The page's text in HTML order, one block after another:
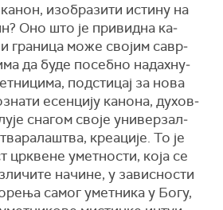
из­о­бра­зи­ти исти­ну на
Оно што је при­вид­на ка­
гра­ни­ца мо­же сво­јим са­вр­
да бу­де по­себ­но на­дах­ну­
под­сти­цај за но­ва
есен­ци­ју ка­но­на, ду­хов­
сна­гом сво­је уни­вер­зал­
кре­а­ци­је. То је
цр­кве­не умет­но­сти, ко­ја се
на­чи­не, у за­ви­сно­сти
са­мог умет­ни­ка у Бо­гу,